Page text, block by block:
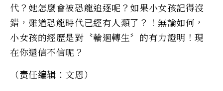
代？她怎麼會被恐龍追逐呢？如果小女孩記得沒
錯，難道恐龍時代已經有人類了？！無論如何，
小女孩的經歷是對〝輪迴轉生〞的有力證明！現
在你還信不信呢？
（责任编辑：文恩）